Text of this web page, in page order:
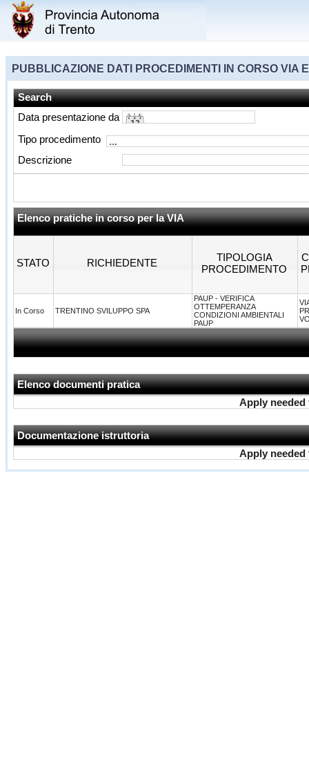
PUBBLICAZIONE DATI PROCEDIMENTI IN CORSO VIA
Search
Data presentazione da
Tipo procedimento
Descrizione
Elenco pratiche in corso per la VIA
STATO RICHIEDENTE
TIPOLOGIA
PROCEDIMENTO
In Corso TRENTINO SVILUPPO SPA
PAUP - VERIFICA
OTTEMPERANZA
CONDIZIONI AMBIENTALI
PAUP
Elenco documenti pratica
Apply
Documentazione istruttoria
Apply